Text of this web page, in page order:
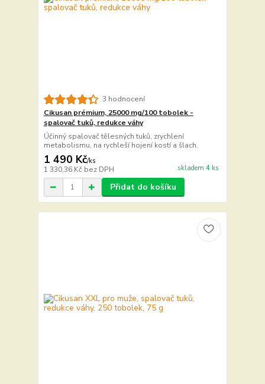
3 hodnocení
Cikusan prémium, 25000 mg/100 tobolek -
spalovač tuků, redukce váhy
Účinný spalovač tělesných tuků, zrychlení
metabolismu, na rychleší hojení kostí a šlach.
1 490 Kč/ks
1 330,36 Kč bez DPH skladem 4 ks
Přidat do košíku